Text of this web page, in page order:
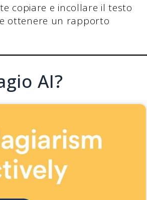
copiare e incollare il testo
ottenere un rapporto
AI?